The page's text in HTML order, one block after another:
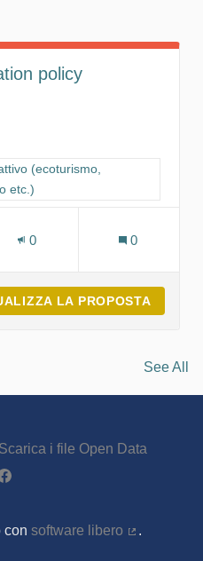
policy
Ambito outdoor e turismo attivo
(ecoturismo,
etc.)
0 0
LA PROPOSTA
See All
Scarica i file Open Data
- Poliste su Facebook
con software libero
.